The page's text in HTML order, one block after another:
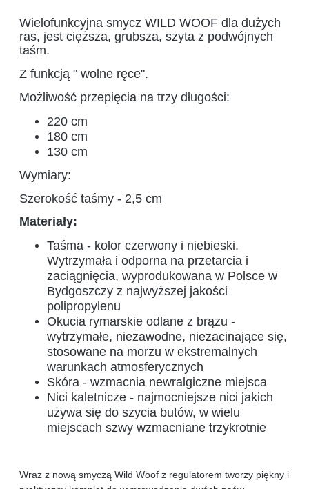
Wielofunkcyjna smycz WILD WOOF dla dużych
ras, jest cięższa, grubsza, szyta z podwójnych
taśm.
Z funkcją " wolne ręce".
Możliwość przepięcia na trzy długości:
220 cm
180 cm
130 cm
Wymiary:
Szerokość taśmy - 2,5 cm
Materiały:
Taśma - kolor czerwony i niebieski.
Wytrzymała i odporna na przetarcia i
zaciągnięcia, wyprodukowana w Polsce w
Bydgoszczy z najwyższej jakości
polipropylenu
Okucia rymarskie odlane z brązu -
wytrzymałe, niezawodne, niezacinające się,
stosowane na morzu w ekstremalnych
warunkach atmosferycznych
Skóra - wzmacnia newralgiczne miejsca
Nici kaletnicze - najmocniejsze nici jakich
używa się do szycia butów, w wielu
miejscach szwy wzmacniane trzykrotnie
Wraz z nową smyczą Wild Woof z regulatorem tworzy piękny i